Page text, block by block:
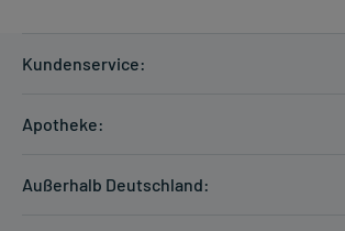
Kundenservice:
Apotheke:
Außerhalb Deutschland: